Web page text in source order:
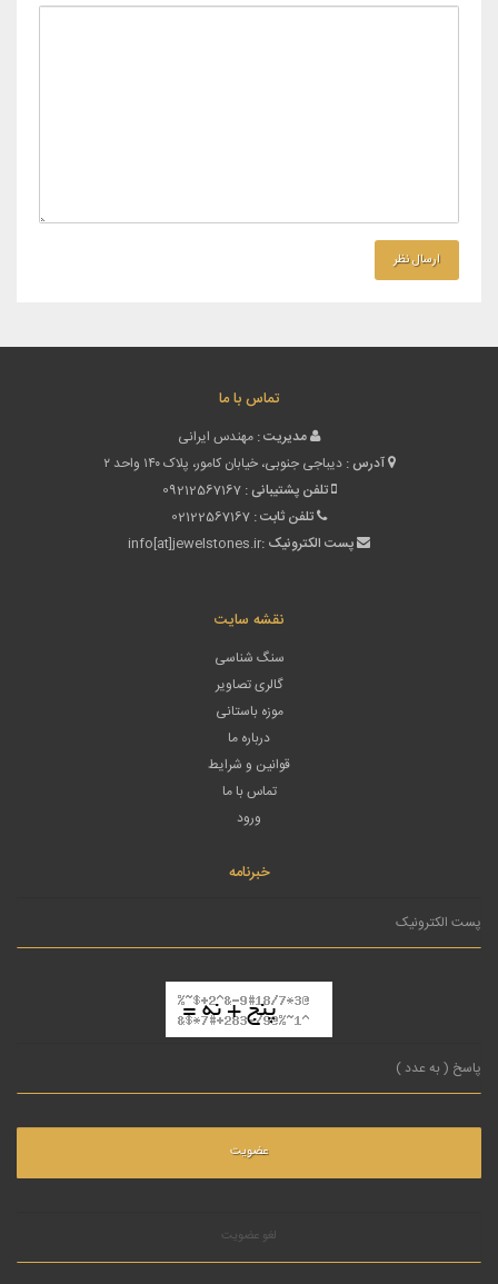
تماس با ما
مدیریت : مهندس ایرانی
آدرس : دیباجی جنوبی، خیابان کامور، پلاک ۱۴۰ واحد ۲
تلفن پشتیبانی : 09212567167
تلفن ثابت : 02122567167
پست الکترونیک :info[at]jewelstones.ir
نقشه سایت
سنگ شناسی
گالری تصاویر
موزه باستانی
درباره ما
قوانین و شرایط
تماس با ما
ورود
خبرنامه
لغو عضویت